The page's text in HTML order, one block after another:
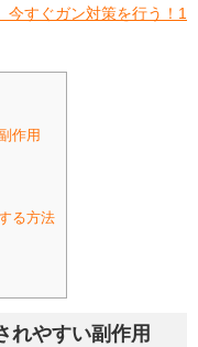
すぐガン対策を行う！1
作用
る方法
れやすい副作用